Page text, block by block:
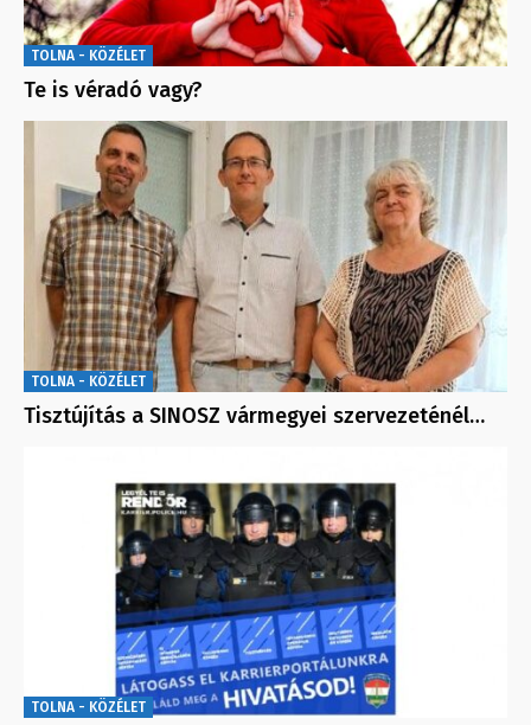
TOLNA - KÖZÉLET
Te is véradó vagy?
TOLNA - KÖZÉLET
Tisztújítás a SINOSZ vármegyei szervezeténél…
TOLNA - KÖZÉLET